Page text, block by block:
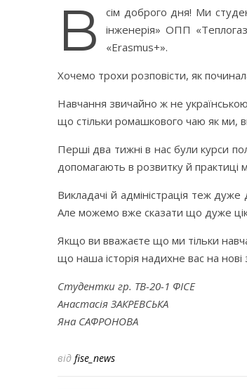
В
сім доброго дня! Ми
інженерія» ОПП
«Erasmus+».
Хочемо трохи розповісти, як
Навчання звичайно ж не
що стільки ромашкового чаю як ми,
Перші два тижні в нас були курси
допомагають в розвитку й практиці
Викладачі й адміністрація теж
Але можемо вже сказати що дуже
Якщо ви вважаєте що ми тільки
що наша історія надихне вас на
Студентки гр. ТВ-20-1 ФІСЕ
Анастасія ЗАКРЕВСЬКА
Яна САФРОНОВА
від fise_news